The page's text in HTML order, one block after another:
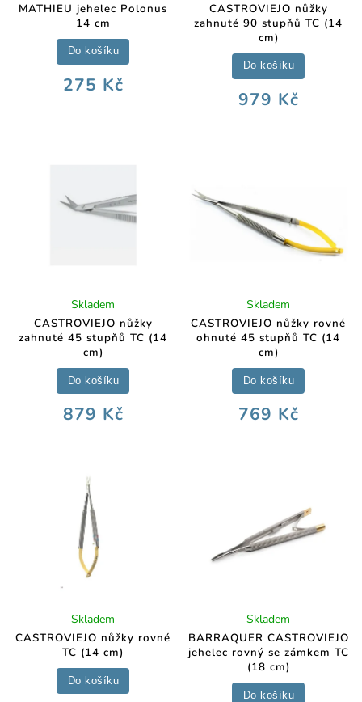
MATHIEU jehelec Polonus
14 cm
275 Kč
Do košíku
CASTROVIEJO nůžky
zahnuté 90 stupňů TC (14
cm)
979 Kč
Do košíku
CASTROVIEJO nůžky
zahnuté 45 stupňů TC (14
cm)
Skladem
879 Kč
Do košíku
CASTROVIEJO nůžky rovné
ohnuté 45 stupňů TC (14
cm)
Skladem
769 Kč
Do košíku
CASTROVIEJO nůžky rovné
TC (14 cm)
Skladem
Do košíku
BARRAQUER CASTROVIEJO
jehelec rovný se zámkem TC
(18 cm)
Skladem
Do košíku